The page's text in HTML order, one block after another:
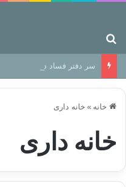
سر دفتر فساد در زمین‌،
خانه » خانه داری
خانه داری